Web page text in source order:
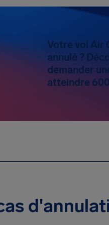
Votre vol Air
annulé ?
demander
atteindre